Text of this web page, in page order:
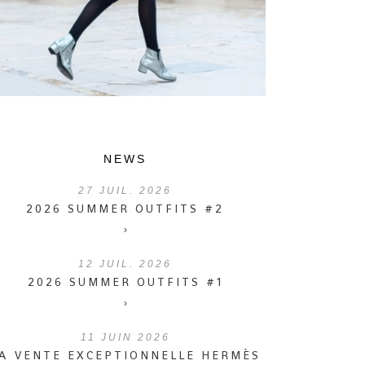
NEWS
27 JUIL. 2026
2026 SUMMER OUTFITS #2
›
12 JUIL. 2026
2026 SUMMER OUTFITS #1
›
11 JUIN 2026
VENTE EXCEPTIONNELLE HERMÈS